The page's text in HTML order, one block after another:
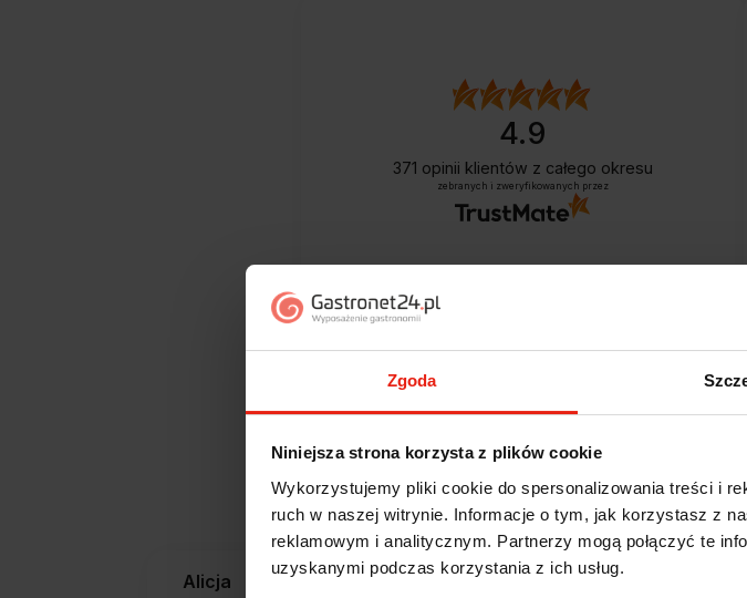
Zgoda
Niniejsza strona korzysta z plików cookie
Wykorzystujemy pliki cookie do spersonalizowania treści i
ruch w naszej witrynie. Informacje o tym, jak korzystasz z
reklamowym i analitycznym. Partnerzy mogą połączyć te
uzyskanymi podczas korzystania z ich usług.
4.9
371 opinii klientów z całego okresu
zebranych i zweryfikowanych przez
Jak zbieramy opinie?
Alicja zweryfikowano Magdalena